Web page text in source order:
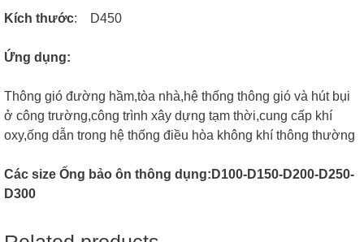
Kích thước: D450
Ứng dụng:
Thông gió đường hầm,tòa nhà,hệ thống thông gió và hút bụi
ở công trường,công trình xây dựng tạm thời,cung cấp khí
oxy,ống dẫn trong hệ thống điều hòa không khí thông thường
Các size Ống bảo ôn thông dụng:D100-D150-D200-D250-
D300